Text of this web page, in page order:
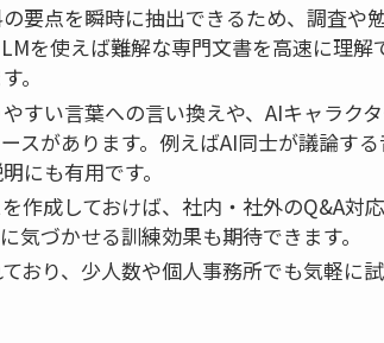
の要点を瞬時に抽出できるため、調査や
を使えば難解な専門文書を高速に理
。
すい言葉への言い換えや、AIキャラク
スがあります。例えばAI同士が議論す
にも有用です。
作成しておけば、社内・社外のQ&A対
気づかせる訓練効果も期待できます。
おり、少人数や個人事務所でも気軽に